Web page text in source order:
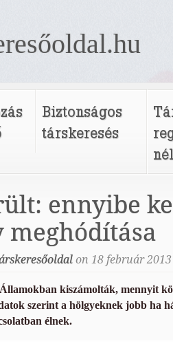
Biztonságos
társkeresés
ennyibe
meghódítása
on 18 február2013
kiszámolták, mennyit
szerint a hölgyeknek jobb ha
élnek.